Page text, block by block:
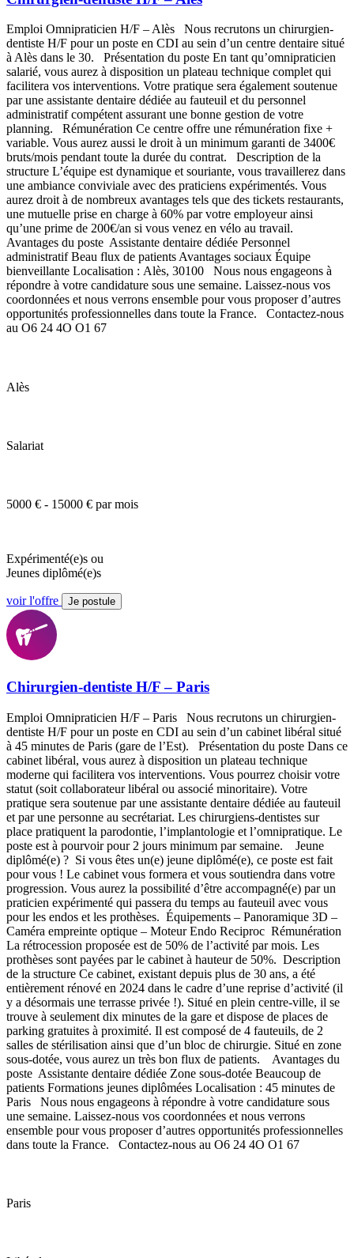
Emploi Omnipraticien H/F – Alès Nous recrutons un chirurgien-
dentiste H/F pour un poste en CDI au sein d’un centre dentaire situé
à Alès dans le 30. Présentation du poste En tant qu’omnipraticien
salarié, vous aurez à disposition un plateau technique complet qui
facilitera vos interventions. Votre pratique sera également soutenue
par une assistante dentaire dédiée au fauteuil et du personnel
administratif compétent assurant une bonne gestion de votre
planning. Rémunération Ce centre offre une rémunération fixe +
variable. Vous aurez aussi le droit à un minimum garanti de 3400€
bruts/mois pendant toute la durée du contrat. Description de la
structure L’équipe est dynamique et souriante, vous travaillerez dans
une ambiance conviviale avec des praticiens expérimentés. Vous
aurez droit à de nombreux avantages tels que des tickets restaurants,
une mutuelle prise en charge à 60% par votre employeur ainsi
qu’une prime de 200€/an si vous venez en vélo au travail.
Avantages du poste Assistante dentaire dédiée Personnel
administratif Beau flux de patients Avantages sociaux Équipe
bienveillante Localisation : Alès, 30100 Nous nous engageons à
répondre à votre candidature sous une semaine. Laissez-nous vos
coordonnées et nous verrons ensemble pour vous proposer d’autres
opportunités professionnelles dans toute la France. Contactez-nous
au O6 24 4O O1 67
Alès
Salariat
5000 € - 15000 € par mois
Expérimenté(e)s ou
Jeunes diplômé(e)s
voir l'offre Je postule
Chirurgien-dentiste H/F – Paris
Emploi Omnipraticien H/F – Paris Nous recrutons un chirurgien-
dentiste H/F pour un poste en CDI au sein d’un cabinet libéral situé
à 45 minutes de Paris (gare de l’Est). Présentation du poste Dans ce
cabinet libéral, vous aurez à disposition un plateau technique
moderne qui facilitera vos interventions. Vous pourrez choisir votre
statut (soit collaborateur libéral ou associé minoritaire). Votre
pratique sera soutenue par une assistante dentaire dédiée au fauteuil
et par une personne au secrétariat. Les chirurgiens-dentistes sur
place pratiquent la parodontie, l’implantologie et l’omnipratique. Le
poste est à pourvoir pour 2 jours minimum par semaine. Jeune
diplômé(e) ? Si vous êtes un(e) jeune diplômé(e), ce poste est fait
pour vous ! Le cabinet vous formera et vous soutiendra dans votre
progression. Vous aurez la possibilité d’être accompagné(e) par un
praticien expérimenté qui passera du temps au fauteuil avec vous
pour les endos et les prothèses. Équipements – Panoramique 3D –
Caméra empreinte optique – Moteur Endo Reciproc Rémunération
La rétrocession proposée est de 50% de l’activité par mois. Les
prothèses sont payées par le cabinet à hauteur de 50%. Description
de la structure Ce cabinet, existant depuis plus de 30 ans, a été
entièrement rénové en 2024 dans le cadre d’une reprise d’activité (il
y a désormais une terrasse privée !). Situé en plein centre-ville, il se
trouve à seulement dix minutes de la gare et dispose de places de
parking gratuites à proximité. Il est composé de 4 fauteuils, de 2
salles de stérilisation ainsi que d’un bloc de chirurgie. Situé en zone
sous-dotée, vous aurez un très bon flux de patients. Avantages du
poste Assistante dentaire dédiée Zone sous-dotée Beaucoup de
patients Formations jeunes diplômées Localisation : 45 minutes de
Paris Nous nous engageons à répondre à votre candidature sous
une semaine. Laissez-nous vos coordonnées et nous verrons
ensemble pour vous proposer d’autres opportunités professionnelles
dans toute la France. Contactez-nous au O6 24 4O O1 67
Paris